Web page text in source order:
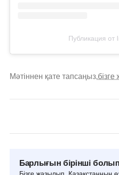
Публикация от
Мәтіннен қате тапсаңыз,
Барлығын бірінші
Бізге жазылып, Қазақстанның